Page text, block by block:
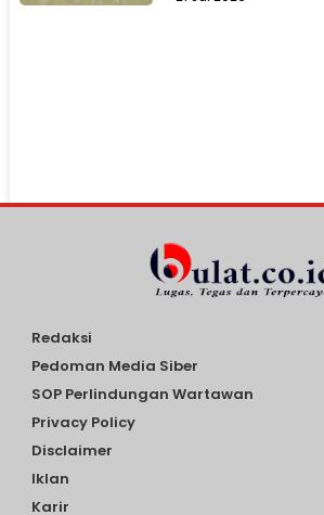
Redaksi
Pedoman Media Siber
SOP Perlindungan Wartawan
Privacy Policy
Disclaimer
Iklan
Karir